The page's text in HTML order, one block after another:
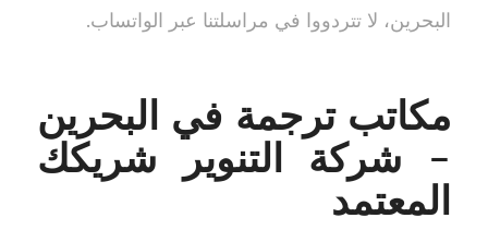
البحرين، لا تتردووا في مراسلتنا عبر الواتساب.
مكاتب ترجمة في البحرين
– شركة التنوير شريكك
المعتمد